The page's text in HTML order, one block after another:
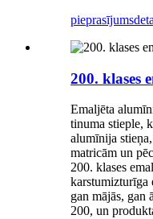
pieprasījums
200. klases
Emaljēta
tinuma stieple,
alumīnija
matricām un
200. klases
karstumizturīga
gan mājās, gan
200, un